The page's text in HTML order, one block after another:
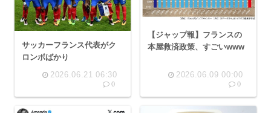
サッカーフランス代表がク
ロンボばかり
2026.06.21 06:30
0
【ジャップ報】フランスの
本屋救済政策、すごいwww
2026.06.09 00:00
0